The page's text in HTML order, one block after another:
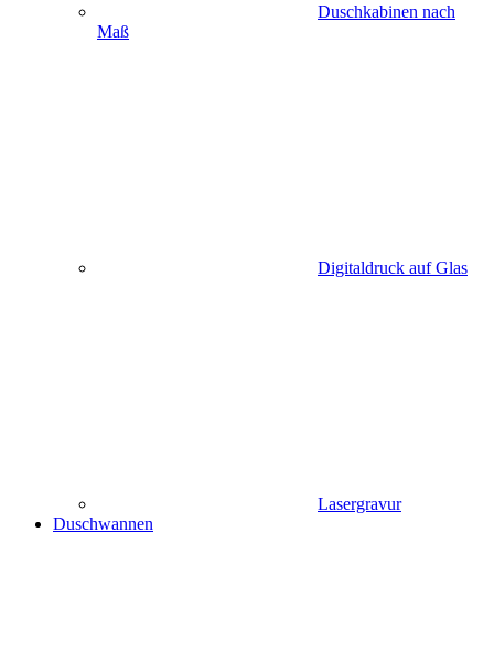
Duschkabinen nach
Maß
Digitaldruck auf Glas
Lasergravur
Duschwannen